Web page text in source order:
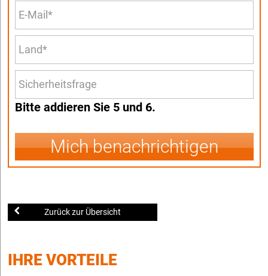
Bitte addieren Sie 5 und 6.
Mich benachrichtigen
Zurück zur Übersicht
IHRE VORTEILE